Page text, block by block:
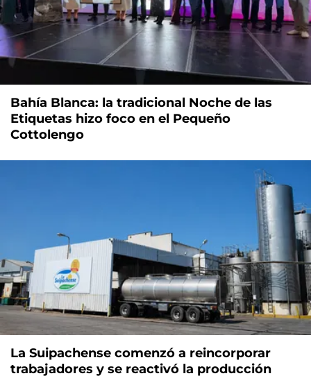
Bahía Blanca: la tradicional Noche de las
Etiquetas hizo foco en el Pequeño
Cottolengo
La Suipachense comenzó a reincorporar
trabajadores y se reactivó la producción